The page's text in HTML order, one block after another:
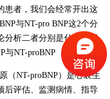
患者，我们会经常开出这
与NT-pro BNP这2个分
分析二者分别是什么。那
与NT-proBNP
（NT-proBNP）是心衰生
后评估、监测病情、指导